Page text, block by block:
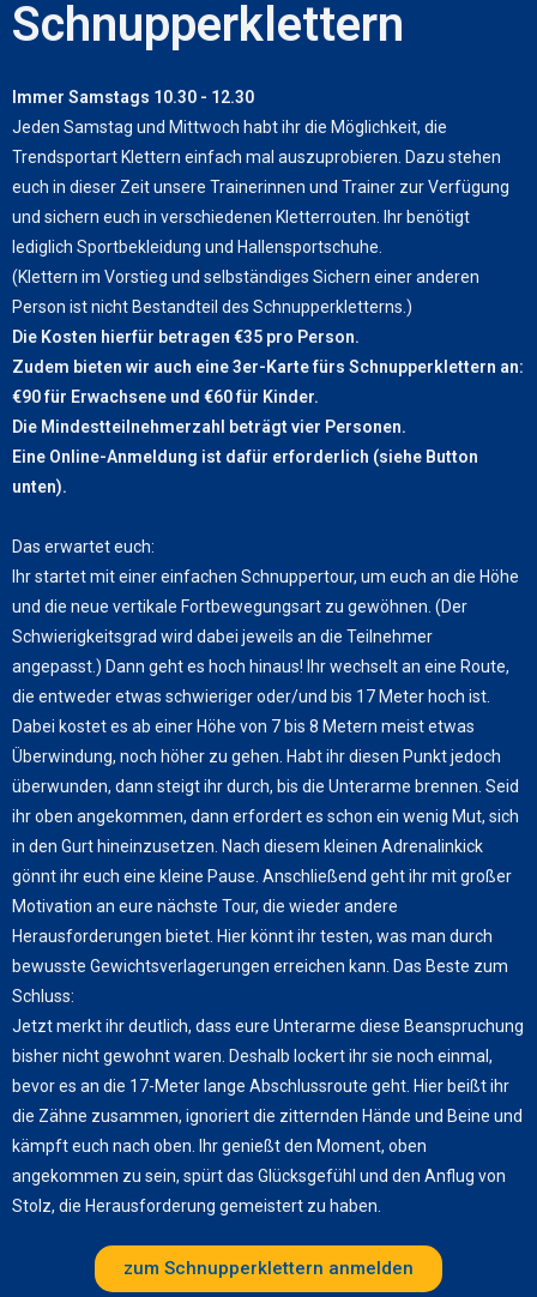
Schnupperklettern
Immer Samstags 10.30 - 12.30
Jeden Samstag und Mittwoch habt ihr die Möglichkeit, die
Trendsportart Klettern einfach mal auszuprobieren. Dazu stehen
euch in dieser Zeit unsere Trainerinnen und Trainer zur Verfügung
und sichern euch in verschiedenen Kletterrouten. Ihr benötigt
lediglich Sportbekleidung und Hallensportschuhe.
(Klettern im Vorstieg und selbständiges Sichern einer anderen
Person ist nicht Bestandteil des Schnupperkletterns.)
Die Kosten hierfür betragen €35 pro Person.
Zudem bieten wir auch eine 3er-Karte fürs Schnupperklettern an:
€90 für Erwachsene und €60 für Kinder.
Die Mindestteilnehmerzahl beträgt vier Personen.
Eine Online-Anmeldung ist dafür erforderlich (siehe Button
unten).
Das erwartet euch:
Ihr startet mit einer einfachen Schnuppertour, um euch an die Höhe
und die neue vertikale Fortbewegungsart zu gewöhnen. (Der
Schwierigkeitsgrad wird dabei jeweils an die Teilnehmer
angepasst.) Dann geht es hoch hinaus! Ihr wechselt an eine Route,
die entweder etwas schwieriger oder/und bis 17 Meter hoch ist.
Dabei kostet es ab einer Höhe von 7 bis 8 Metern meist etwas
Überwindung, noch höher zu gehen. Habt ihr diesen Punkt jedoch
überwunden, dann steigt ihr durch, bis die Unterarme brennen. Seid
ihr oben angekommen, dann erfordert es schon ein wenig Mut, sich
in den Gurt hineinzusetzen. Nach diesem kleinen Adrenalinkick
gönnt ihr euch eine kleine Pause. Anschließend geht ihr mit großer
Motivation an eure nächste Tour, die wieder andere
Herausforderungen bietet. Hier könnt ihr testen, was man durch
bewusste Gewichtsverlagerungen erreichen kann. Das Beste zum
Schluss:
Jetzt merkt ihr deutlich, dass eure Unterarme diese Beanspruchung
bisher nicht gewohnt waren. Deshalb lockert ihr sie noch einmal,
bevor es an die 17-Meter lange Abschlussroute geht. Hier beißt ihr
die Zähne zusammen, ignoriert die zitternden Hände und Beine und
kämpft euch nach oben. Ihr genießt den Moment, oben
angekommen zu sein, spürt das Glücksgefühl und den Anflug von
Stolz, die Herausforderung gemeistert zu haben.
zum Schnupperklettern anmelden